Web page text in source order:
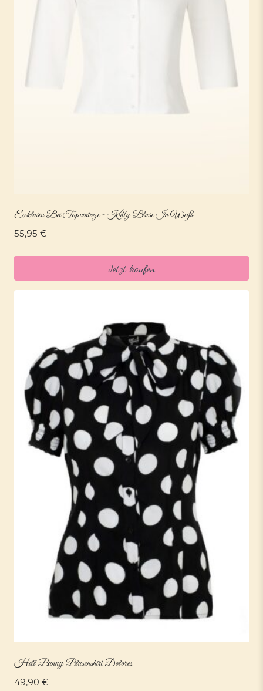
Exklusiv Bei Topvintage ~ Katty Bluse In Weiß
55,95 €
Jetzt kaufen
Hell Bunny Blusenshirt Dolores
49,90 €